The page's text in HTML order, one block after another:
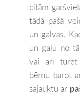
citām
tādā pašā
un galvas.
un gaļu no
vai arī turēt
bērnu barot
sajauktu ar